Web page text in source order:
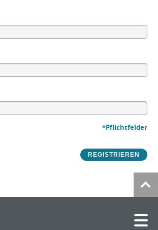
*Pflichtfelder